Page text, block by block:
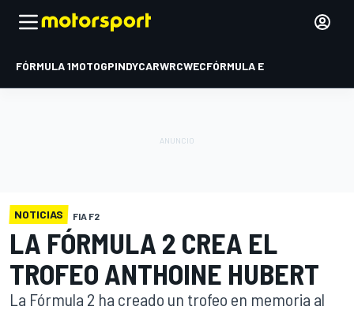
FÓRMULA 1MOTOGPINDYCARWRCWECFÓRMULA E
NOTICIAS FIA F2
LA FÓRMULA 2 CREA EL
TROFEO ANTHOINE HUBERT
La Fórmula 2 ha creado un trofeo en memoria al